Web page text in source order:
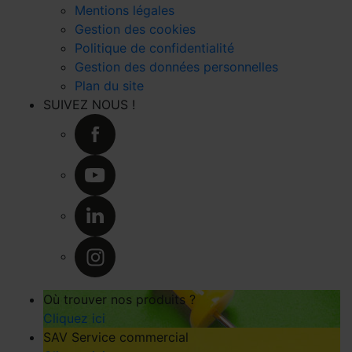
Mentions légales
Gestion des cookies
Politique de confidentialité
Gestion des données personnelles
Plan du site
SUIVEZ NOUS !
Où trouver nos produits ?
Cliquez ici
SAV Service commercial